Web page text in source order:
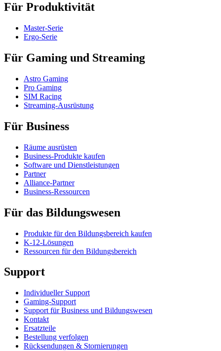
Für Produktivität
Master-Serie
Ergo-Serie
Für Gaming und Streaming
Astro Gaming
Pro Gaming
SIM Racing
Streaming-Ausrüstung
Für Business
Räume ausrüsten
Business-Produkte kaufen
Software und Dienstleistungen
Partner
Alliance-Partner
Business-Ressourcen
Für das Bildungswesen
Produkte für den Bildungsbereich kaufen
K-12-Lösungen
Ressourcen für den Bildungsbereich
Support
Individueller Support
Gaming-Support
Support für Business und Bildungswesen
Kontakt
Ersatzteile
Bestellung verfolgen
Rücksendungen & Stornierungen